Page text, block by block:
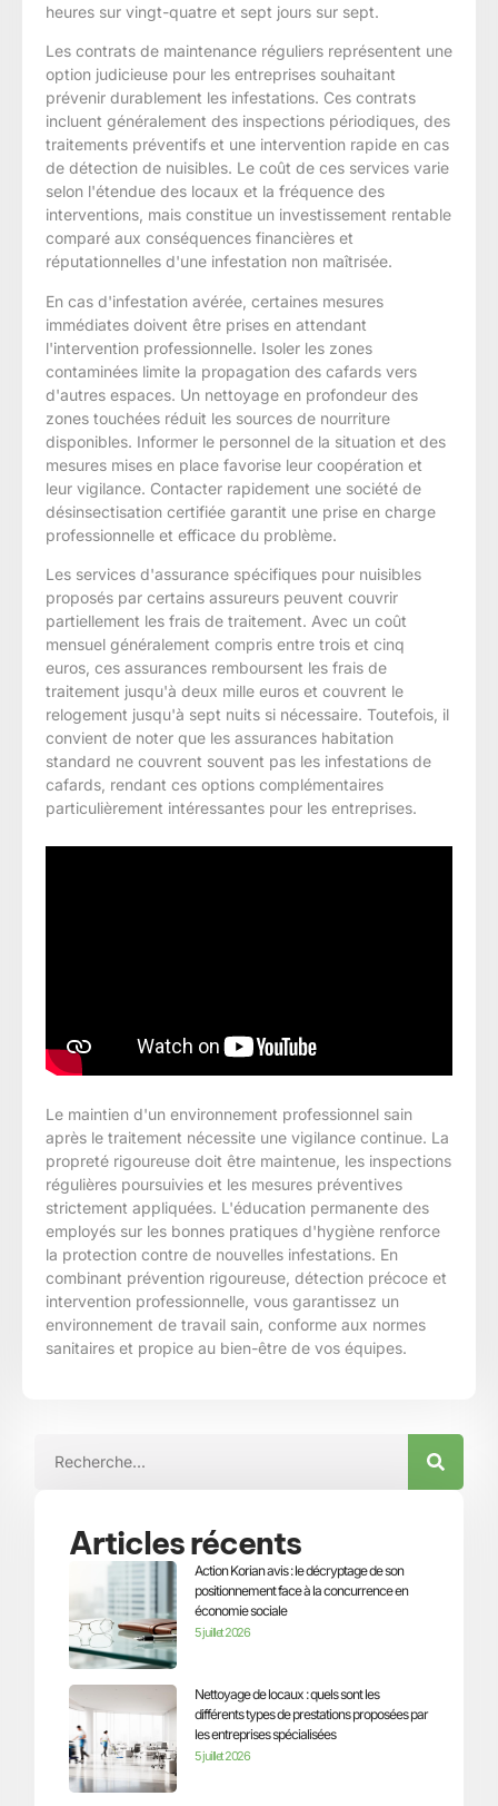
heures sur vingt-quatre et sept jours sur sept.
Les contrats de maintenance réguliers représentent une
option judicieuse pour les entreprises souhaitant
prévenir durablement les infestations. Ces contrats
incluent généralement des inspections périodiques, des
traitements préventifs et une intervention rapide en cas
de détection de nuisibles. Le coût de ces services varie
selon l'étendue des locaux et la fréquence des
interventions, mais constitue un investissement rentable
comparé aux conséquences financières et
réputationnelles d'une infestation non maîtrisée.
En cas d'infestation avérée, certaines mesures
immédiates doivent être prises en attendant
l'intervention professionnelle. Isoler les zones
contaminées limite la propagation des cafards vers
d'autres espaces. Un nettoyage en profondeur des
zones touchées réduit les sources de nourriture
disponibles. Informer le personnel de la situation et des
mesures mises en place favorise leur coopération et
leur vigilance. Contacter rapidement une société de
désinsectisation certifiée garantit une prise en charge
professionnelle et efficace du problème.
Les services d'assurance spécifiques pour nuisibles
proposés par certains assureurs peuvent couvrir
partiellement les frais de traitement. Avec un coût
mensuel généralement compris entre trois et cinq
euros, ces assurances remboursent les frais de
traitement jusqu'à deux mille euros et couvrent le
relogement jusqu'à sept nuits si nécessaire. Toutefois, il
convient de noter que les assurances habitation
standard ne couvrent souvent pas les infestations de
cafards, rendant ces options complémentaires
particulièrement intéressantes pour les entreprises.
Le maintien d'un environnement professionnel sain
après le traitement nécessite une vigilance continue. La
propreté rigoureuse doit être maintenue, les inspections
régulières poursuivies et les mesures préventives
strictement appliquées. L'éducation permanente des
employés sur les bonnes pratiques d'hygiène renforce
la protection contre de nouvelles infestations. En
combinant prévention rigoureuse, détection précoce et
intervention professionnelle, vous garantissez un
environnement de travail sain, conforme aux normes
sanitaires et propice au bien-être de vos équipes.
Articles récents
Action Korian avis : le décryptage de son
positionnement face à la concurrence en
économie sociale
5 juillet 2026
Nettoyage de locaux : quels sont les
différents types de prestations proposées par
les entreprises spécialisées
5 juillet 2026